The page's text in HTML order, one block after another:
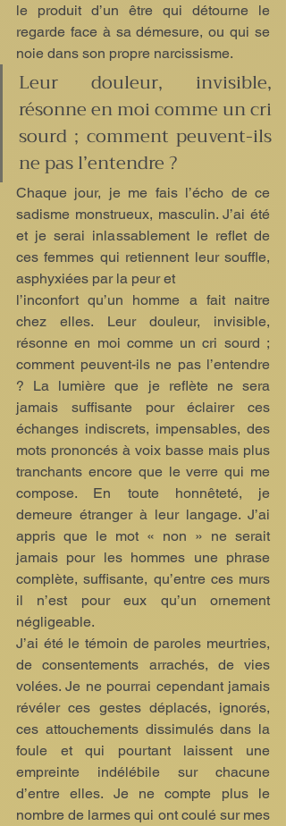
le produit d’un être qui détourne le
regarde face à sa démesure, ou qui se
noie dans son propre narcissisme.
Leur douleur, invisible,
résonne en moi comme un cri
sourd ; comment peuvent-ils
ne pas l’entendre ?
Chaque jour, je me fais l’écho de ce
sadisme monstrueux, masculin. J’ai été
et je serai inlassablement le reflet de
ces femmes qui retiennent leur souffle,
asphyxiées par la peur et
l’inconfort qu’un homme a fait naitre
chez elles. Leur douleur, invisible,
résonne en moi comme un cri sourd ;
comment peuvent-ils ne pas l’entendre
? La lumière que je reflète ne sera
jamais suffisante pour éclairer ces
échanges indiscrets, impensables, des
mots prononcés à voix basse mais plus
tranchants encore que le verre qui me
compose. En toute honnêteté, je
demeure étranger à leur langage. J’ai
appris que le mot « non » ne serait
jamais pour les hommes une phrase
complète, suffisante, qu’entre ces murs
il n’est pour eux qu’un ornement
négligeable.
J’ai été le témoin de paroles meurtries,
de consentements arrachés, de vies
volées. Je ne pourrai cependant jamais
révéler ces gestes déplacés, ignorés,
ces attouchements dissimulés dans la
foule et qui pourtant laissent une
empreinte indélébile sur chacune
d’entre elles. Je ne compte plus le
nombre de larmes qui ont coulé sur mes